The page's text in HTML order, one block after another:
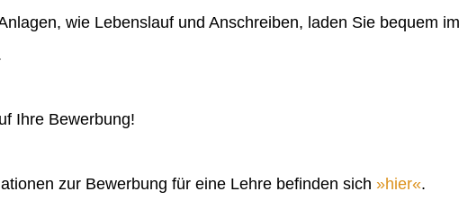
wie Lebenslauf und Anschreiben, laden Sie bequem
Ihre Bewerbung!
zur Bewerbung für eine Lehre befinden sich hier .